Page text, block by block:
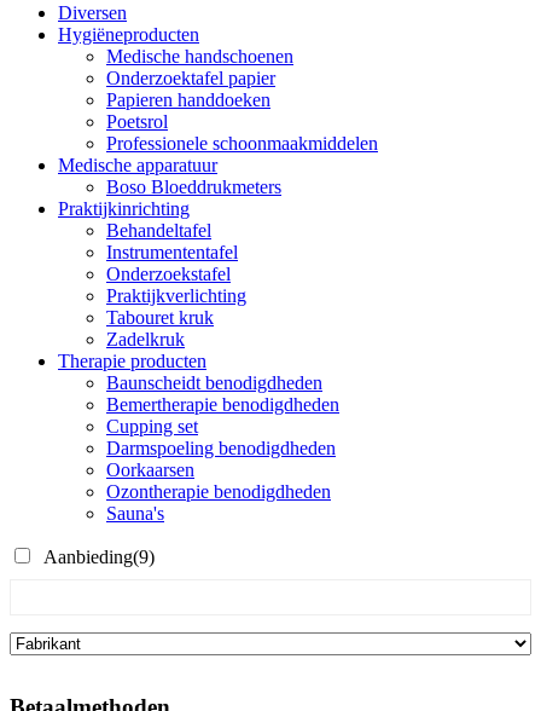
Diversen
Hygiëneproducten
Medische handschoenen
Onderzoektafel papier
Papieren handdoeken
Poetsrol
Professionele schoonmaakmiddelen
Medische apparatuur
Boso Bloeddrukmeters
Praktijkinrichting
Behandeltafel
Instrumententafel
Onderzoekstafel
Praktijkverlichting
Tabouret kruk
Zadelkruk
Therapie producten
Baunscheidt benodigdheden
Bemertherapie benodigdheden
Cupping set
Darmspoeling benodigdheden
Oorkaarsen
Ozontherapie benodigdheden
Sauna's
Aanbieding(9)